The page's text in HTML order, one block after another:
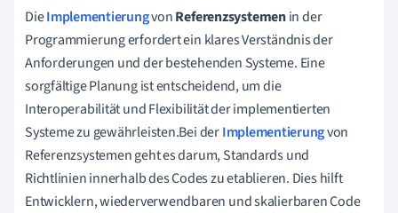
DieImplementierungvonReferenzsystemenin der
Programmierung erfordert ein klares Verständnis der
Anforderungen und der bestehenden Systeme. Eine
sorgfältige Planung ist entscheidend, um die
Interoperabilität und Flexibilität der implementierten
Systeme zu gewährleisten.Bei derImplementierungvon
Referenzsystemen geht es darum, Standards und
Richtlinien innerhalb des Codes zu etablieren. Dies hilft
Entwicklern, wiederverwendbaren und skalierbaren Code